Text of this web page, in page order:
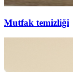
Mutfak temizliği